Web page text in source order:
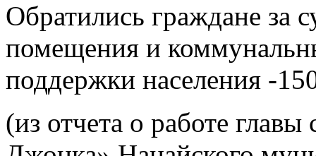
Обратились граждане за
помещения и
поддержки населения -
(из отчета о работе